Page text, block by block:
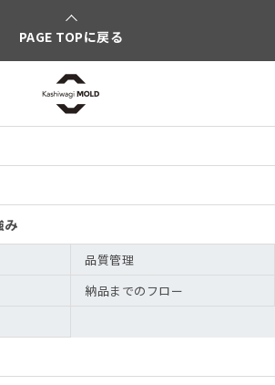
PAGE TOPに戻る
み
品質管理
納品までのフロー